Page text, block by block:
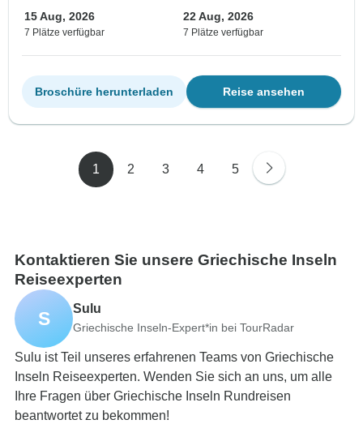
15 Aug, 2026
7 Plätze verfügbar
22 Aug, 2026
7 Plätze verfügbar
Reise ansehen
Broschüre herunterladen
1 2 3 4 5
Kontaktieren Sie unsere Griechische Inseln
Reiseexperten
S Sulu
Griechische Inseln-Expert*in bei TourRadar
Sulu ist Teil unseres erfahrenen Teams von Griechische
Inseln Reiseexperten. Wenden Sie sich an uns, um alle
Ihre Fragen über Griechische Inseln Rundreisen
beantwortet zu bekommen!